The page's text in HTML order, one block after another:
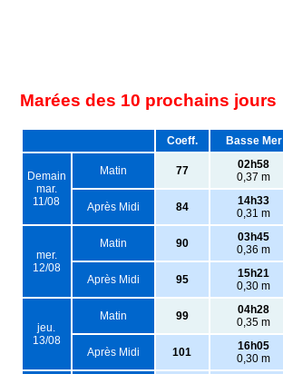
Marées des 10 prochains jours
Coeff. Basse Mer
Demain
mar.
11/08
Matin 77
02h58
0,37 m
Après Midi 84
14h33
0,31 m
mer.
12/08
Matin 90
03h45
0,36 m
Après Midi 95
15h21
0,30 m
jeu.
13/08
Matin 99
04h28
0,35 m
Après Midi 101
16h05
0,30 m